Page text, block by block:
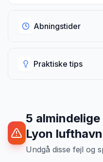
Abningstider
Udlejningsskranker i
24-timers
Afhentning uden for
Praktiske tips
Hvad gor jeg
Ring til udlejeren
flynummer. De
5
Lyon lufthavn
Undgå disse fejl og